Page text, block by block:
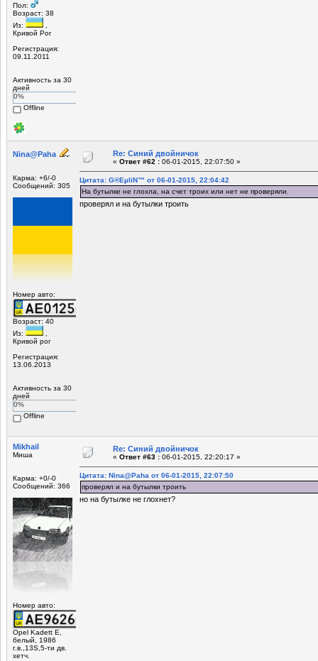
Пол:
Возраст: 38
Из:
Кривой Рог
Регистрация:
09.11.2011
Активность за 30
дней
0%
Offline
Nina@Paha
Карма: +6/-0
Сообщений: 305
Номер авто:
Возраст: 40
Из:
,
Кривой рог
Регистрация:
13.06.2013
Активность за 30
дней
0%
Offline
Re: Синий двойничок
« Ответ #62 : 06-01-2015, 22:07:50 »
Цитата: G®EµliN™ от 06-01-2015, 22:04:42
На бутылке не глохла, на счет троих или нет не проверяли.
проверял и на бутылки троить
Mikhail
Миша
Карма: +0/-0
Сообщений: 366
Номер авто:
Opel Kadett E,
белый, 1986
г.в.,13S,5-ти дв.
хетч.
Re: Синий двойничок
« Ответ #63 : 06-01-2015, 22:20:17 »
Цитата: Nina@Paha от 06-01-2015, 22:07:50
проверял и на бутылки троить
но на бутылке не глохнет?